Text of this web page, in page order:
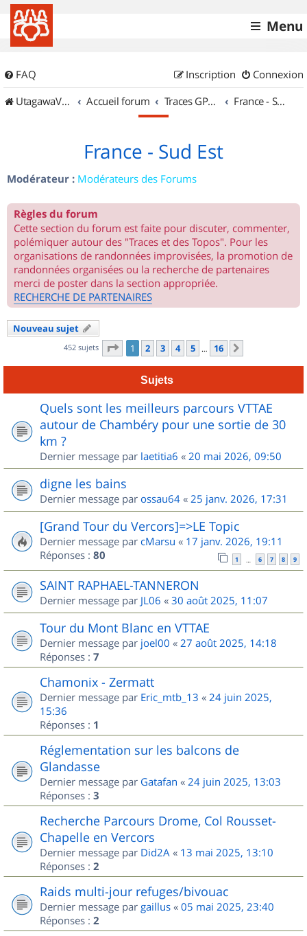
Menu
FAQ Connexion
Inscription
UtagawaVTT (Randos VTT et VTTAE avec traces GPS)
Accueil forum Traces GPS de randos VTT France - Sud Est
France - Sud Est
Modérateur : Modérateurs des Forums
Règles du forum
Cette section du forum est faite pour discuter, commenter,
polémiquer autour des "Traces et des Topos". Pour les
organisations de randonnées improvisées, la promotion de
randonnées organisées ou la recherche de partenaires
merci de poster dans la section appropriée.
RECHERCHE DE PARTENAIRES
Nouveau sujet
452 sujets Page 1sur
1 2 3 4 5 … 16
Sujets
Quels sont les meilleurs parcours VTTAE
autour de Chambéry pour une sortie de 30
km ?
Dernier message par laetitia6 « 20 mai 2026, 09:50
digne les bains
Dernier message par ossau64 « 25 janv. 2026, 17:31
[Grand Tour du Vercors]=>LE Topic
Dernier message par cMarsu « 17 janv. 2026, 19:11
Réponses : 80 1 … 6 7 8 9
SAINT RAPHAEL-TANNERON
Dernier message par JL06 « 30 août 2025, 11:07
Tour du Mont Blanc en VTTAE
Dernier message par joel00 « 27 août 2025, 14:18
Réponses : 7
Chamonix - Zermatt
Dernier message par Eric_mtb_13 « 24 juin 2025,
15:36
Réponses : 1
Réglementation sur les balcons de
Glandasse
Dernier message par Gatafan « 24 juin 2025, 13:03
Réponses : 3
Recherche Parcours Drome, Col Rousset-
Chapelle en Vercors
Dernier message par Did2A « 13 mai 2025, 13:10
Réponses : 2
Raids multi-jour refuges/bivouac
Dernier message par gaillus « 05 mai 2025, 23:40
Réponses : 2